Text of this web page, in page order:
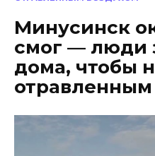
Минусинск
смог — люди
дома, чтобы
отравленным